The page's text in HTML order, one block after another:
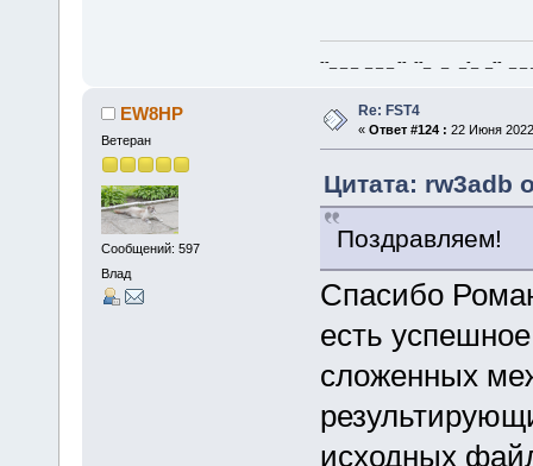
--_ _ _ _ _ _ -- --_ _ _-_ _-- _ _
EW8HP
Ветеран
Сообщений: 597
Влад
Re: FST4
« Ответ #124 : 22 Июня
Цитата: rw3adb
Поздравляем!
Спасибо
есть
сложенных
исходных